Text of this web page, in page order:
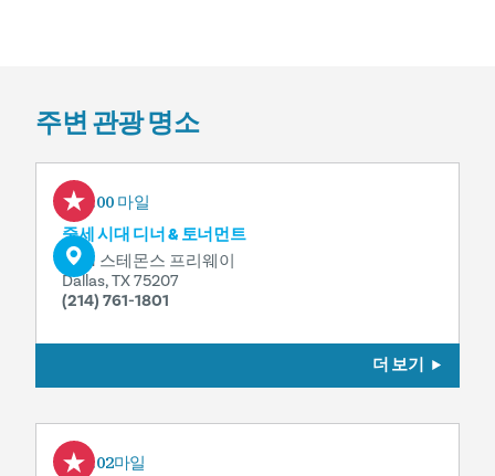
주변 관광 명소
0.00 마일
중세 시대 디너 & 토너먼트
2021 스테몬스 프리웨이
Dallas, TX 75207
(214) 761-1801
더 보기
0.02마일